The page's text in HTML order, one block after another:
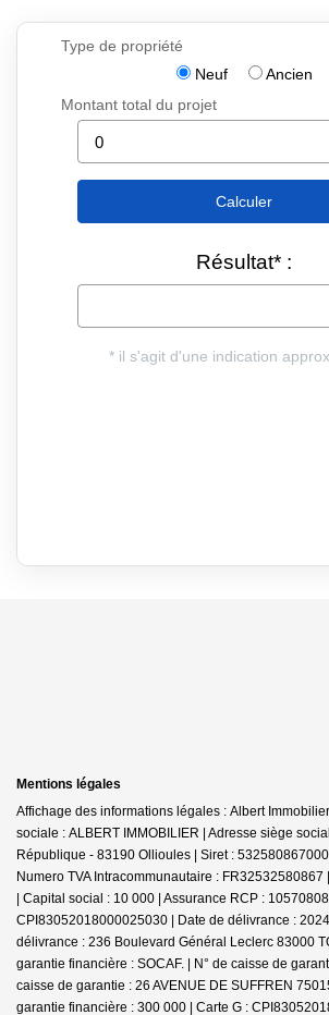
Mentions légales
Affichage des informations légales : Albert
sociale : ALBERT IMMOBILIER | Adresse siège
République - 83190 Ollioules | Siret :
Numero TVA Intracommunautaire : FR32532580867
| Capital social : 10 000 | Assurance RCP :
CPI83052018000025030 | Date de délivrance :
délivrance : 236 Boulevard Général Leclerc 83000
garantie financière : SOCAF. | N° de caisse de
caisse de garantie : 26 AVENUE DE SUFFREN
garantie financière : 300 000 | Carte G :